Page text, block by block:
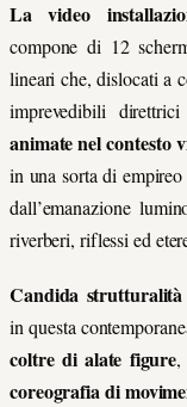
La video
compone di 12
lineari che, dislocati a
imprevedibili
animate nel contesto
in una sorta di
dall’emanazione
riverberi, riflessi ed
Candida strutturalità
in questa
coltre di alate figure,
coreografia di